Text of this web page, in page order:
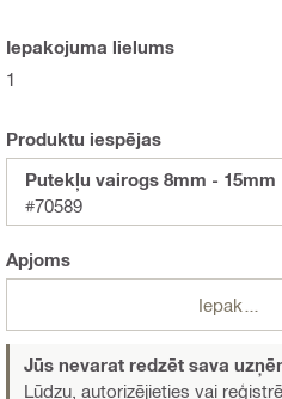
Iepakojuma lielums
1
Produktu iespējas
Putekļu vairogs 8mm - 15mm
#70589
Apjoms
Jūs nevarat redzēt sava
Lūdzu, autorizējieties vai